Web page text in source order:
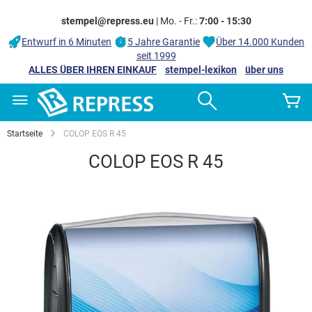
stempel@repress.eu | Mo. - Fr.:7:00 - 15:30
Entwurf in 6 Minuten
5 Jahre Garantie
Über 14.000 Kunden
seit 1999
ALLES ÜBER IHREN EINKAUF
stempel-lexikon
über uns
Startseite COLOP EOS R 45
COLOP EOS R 45